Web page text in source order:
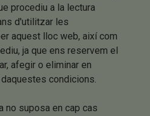
procediu a la lectura
d'utilitzar les
aquest lloc web, així com
ja que ens reservem el
afegir o eliminar en
condicions.
no suposa en cap cas